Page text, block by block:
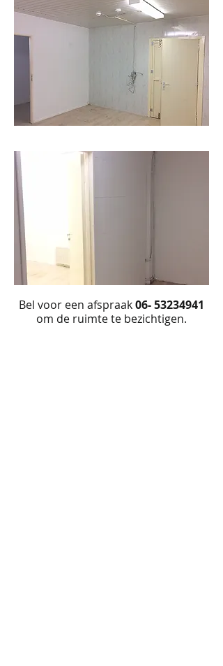
Bel voor een afspraak06- 53234941
om de ruimte te bezichtigen.